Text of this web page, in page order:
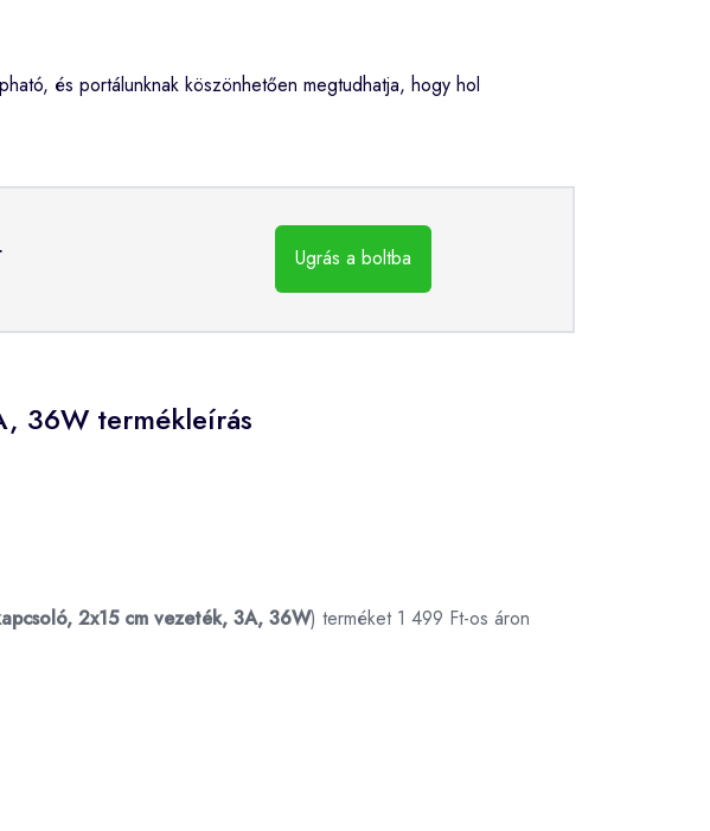
és portálunknak köszönhetően megtudhatja, hogy hol
Ugrás a boltba
36W termékleírás
2x15 cm vezeték, 3A, 36W) terméket 1 499 Ft-os áron